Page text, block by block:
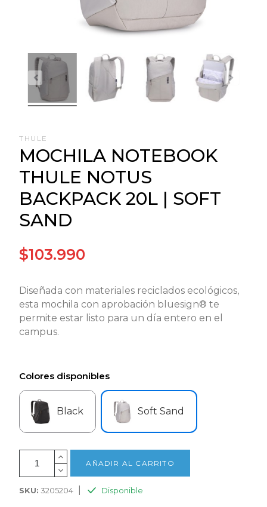
THULE
MOCHILA NOTEBOOK
THULE NOTUS
BACKPACK 20L | SOFT
SAND
$103.990
Diseñada con materiales reciclados ecológicos,
esta mochila con aprobación bluesign® te
permite estar listo para un día entero en el
campus.
Colores disponibles
Black Soft Sand
AÑADIR AL CARRITO
SKU: 3205204 Disponible